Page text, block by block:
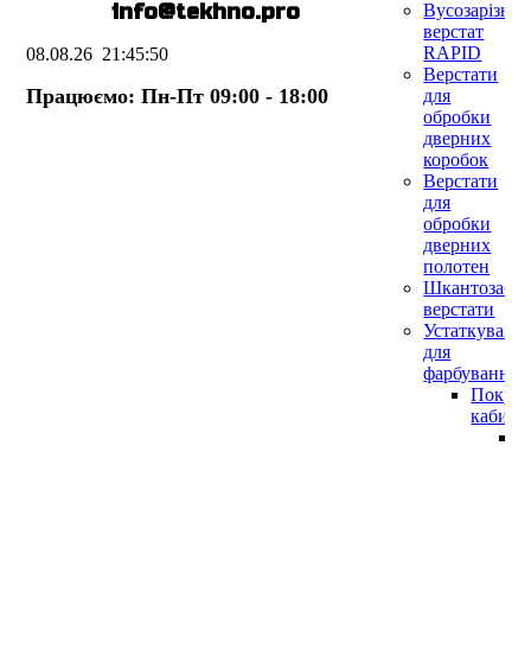
info@tekhno.pro
08.08.26 21:45:51
Працюємо: Пн-Пт 09:00 - 18:00
верстат
RAPID
Верстати
для
обробки
дверних
коробок
Верстати
для
обробки
дверних
полотен
верстати
для
фарбування